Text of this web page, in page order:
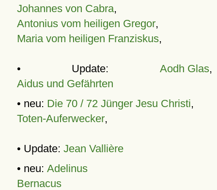
Johannes von Cabra,
Antonius vom heiligen Gregor,
Maria vom heiligen Franziskus,
• Update: Aodh Glas,
Aidus und Gefährten
• neu: Die 70 / 72 Jünger Jesu Christi,
Toten-Auferwecker,
• Update: Jean Vallière
• neu: Adelinus
Bernacus